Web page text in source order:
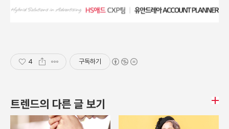
4 구독하기
트렌드의 다른 글 보기